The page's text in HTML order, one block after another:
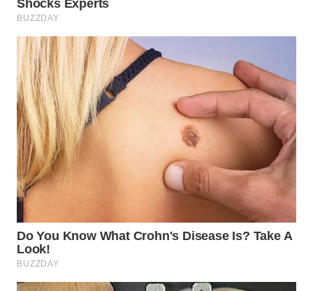
KARO
WN
SIMALUNGUN
WN
LABUHANBATU
WN
TAPANULI
WN DELI
SERDANG